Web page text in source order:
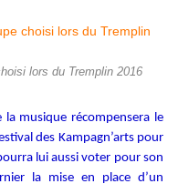
lors du Tremplin 2016
musique récompensera le
des Kampagn’arts pour
lui aussi voter pour son
la mise en place d’un